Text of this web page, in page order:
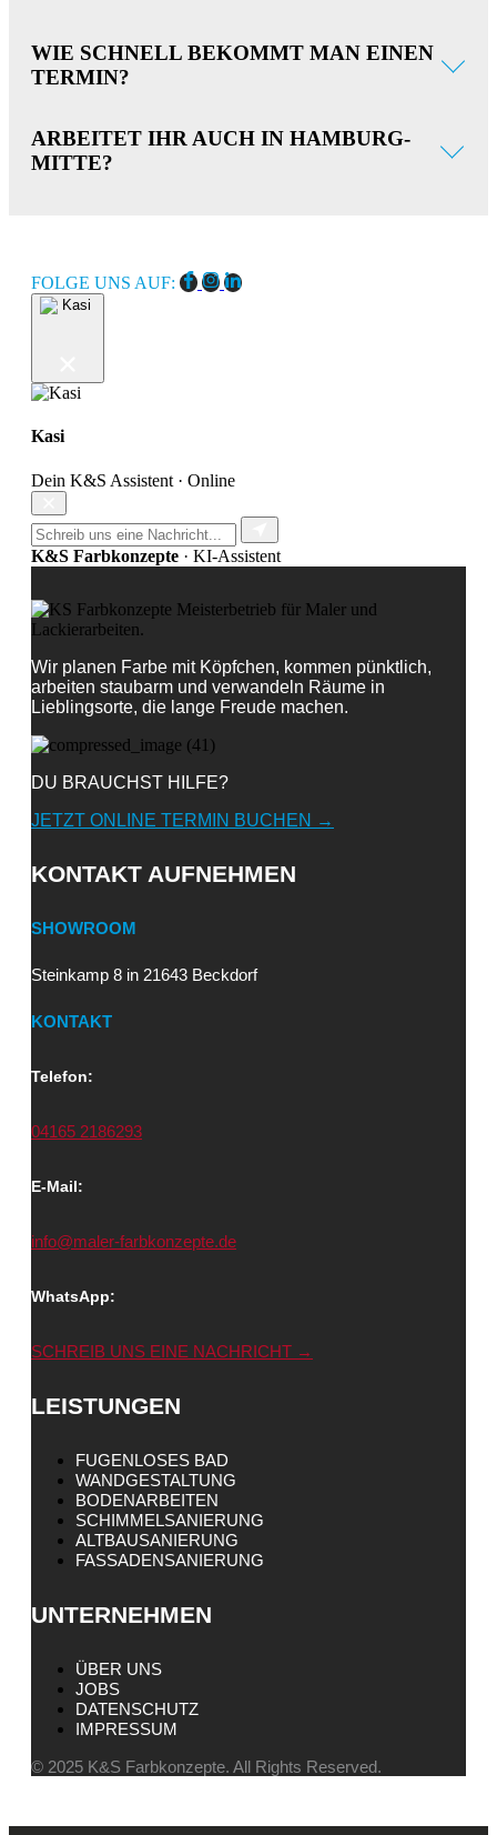
WIE SCHNELL BEKOMMT MAN EINEN
TERMIN?
Telefonisch oft innerhalb von wenigen Stunden. Für Vor-Ort-
Besichtigungen brauchen wir meist ca. 1 Woche Vorlauf.
ARBEITET IHR AUCH IN HAMBURG-
MITTE?
FOLGE UNS AUF:
Kasi
Dein K&S Assistent · Online
K&S Farbkonzepte · KI-Assistent
Wir planen Farbe mit Köpfchen, kommen pünktlich,
arbeiten staubarm und verwandeln Räume in
Lieblingsorte, die lange Freude machen.
DU BRAUCHST HILFE?
JETZT ONLINE TERMIN BUCHEN →
KONTAKT AUFNEHMEN
SHOWROOM
Steinkamp 8 in 21643 Beckdorf
KONTAKT
Telefon:
04165 2186293
E-Mail:
info@maler-farbkonzepte.de
WhatsApp:
SCHREIB UNS EINE NACHRICHT →
LEISTUNGEN
FUGENLOSES BAD
WANDGESTALTUNG
BODENARBEITEN
SCHIMMELSANIERUNG
ALTBAUSANIERUNG
FASSADENSANIERUNG
UNTERNEHMEN
ÜBER UNS
JOBS
DATENSCHUTZ
IMPRESSUM
© 2025 K&S Farbkonzepte. All Rights Reserved.